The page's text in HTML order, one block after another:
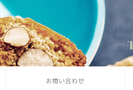
お問い合わせ